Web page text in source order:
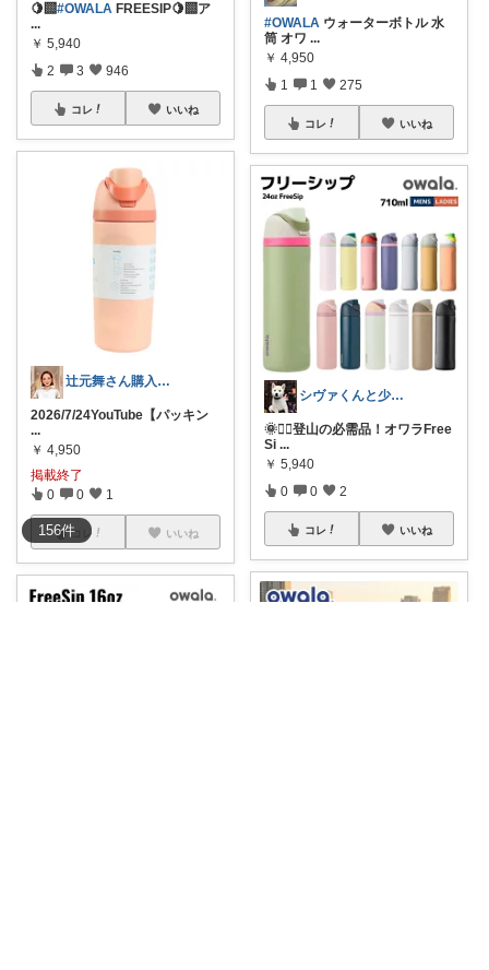
156件
🍋‍🟩#OWALA FREESIP🍋‍🟩ア
...
￥ 5,940
2 3 946
コレ いいね
辻元舞さん購入品まとめ
2026/7/24YouTube【パッキン
...
￥ 4,950
掲載終了
0 0 1
コレ いいね
#OWALA ウォーターボトル 水
筒 オワ ...
￥ 4,950
1 1 275
コレ いいね
シヴァくんと少佐のROOM
🌞🚶‍♀️登山の必需品！オワラFree
Si ...
￥ 5,940
0 0 2
コレ いいね